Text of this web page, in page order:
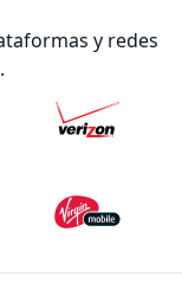
y redes